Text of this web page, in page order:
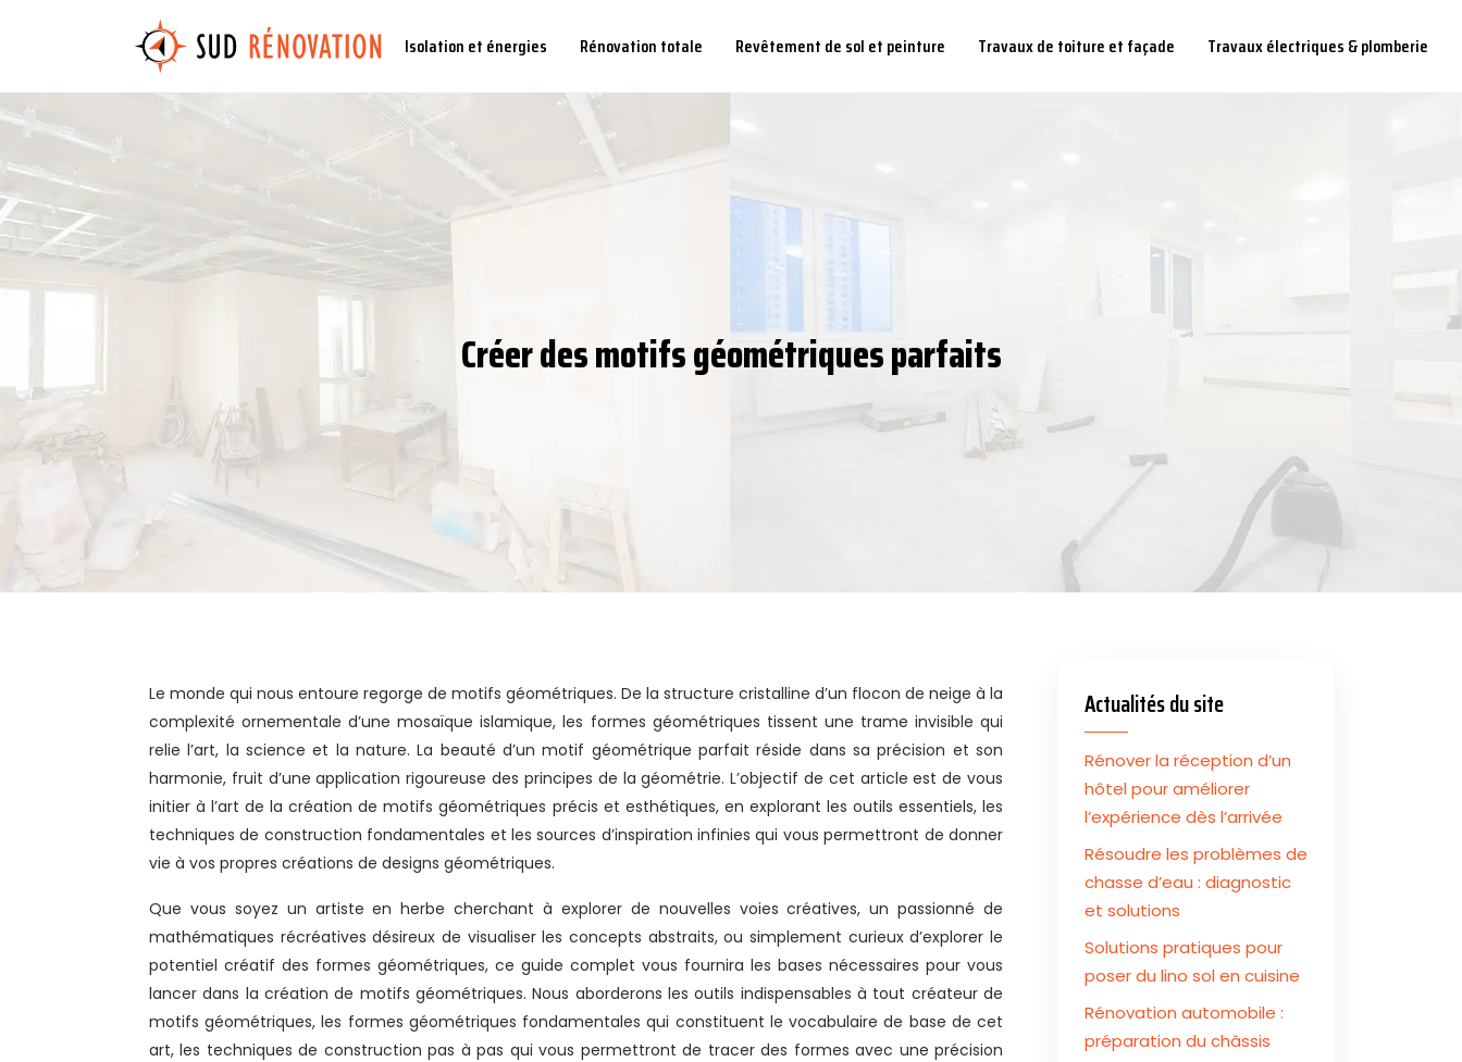
Isolation et énergies Rénovation totale Revêtement de sol et peinture Travaux de toiture et façade Travaux électriques & plomberie
Créer des motifs géométriques parfaits
Le monde qui nous entoure regorge de motifs géométriques. De la structure cristalline d’un flocon de neige à la
complexité ornementale d’une mosaïque islamique, les formes géométriques tissent une trame invisible qui
relie l’art, la science et la nature. La beauté d’un motif géométrique parfait réside dans sa précision et son
harmonie, fruit d’une application rigoureuse des principes de la géométrie. L’objectif de cet article est de vous
initier à l’art de la création de motifs géométriques précis et esthétiques, en explorant les outils essentiels, les
techniques de construction fondamentales et les sources d’inspiration infinies qui vous permettront de donner
vie à vos propres créations de designs géométriques.
Que vous soyez un artiste en herbe cherchant à explorer de nouvelles voies créatives, un passionné de
mathématiques récréatives désireux de visualiser les concepts abstraits, ou simplement curieux d’explorer le
potentiel créatif des formes géométriques, ce guide complet vous fournira les bases nécessaires pour vous
lancer dans la création de motifs géométriques. Nous aborderons les outils indispensables à tout créateur de
motifs géométriques, les formes géométriques fondamentales qui constituent le vocabulaire de base de cet
art, les techniques de construction pas à pas qui vous permettront de tracer des formes avec une précision
Actualités du site
Rénover la réception d’un
hôtel pour améliorer
l’expérience dès l’arrivée
Résoudre les problèmes de
chasse d’eau : diagnostic
et solutions
Solutions pratiques pour
poser du lino sol en cuisine
Rénovation automobile :
préparation du châssis